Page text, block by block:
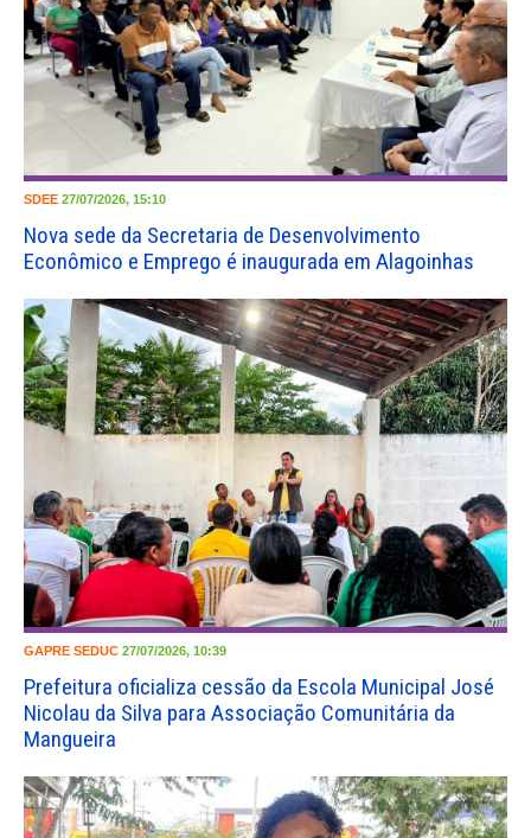
SDEE 27/07/2026, 15:10
Nova sede da Secretaria de Desenvolvimento
Econômico e Emprego é inaugurada em Alagoinhas
GAPRE SEDUC 27/07/2026, 10:39
Prefeitura oficializa cessão da Escola Municipal José
Nicolau da Silva para Associação Comunitária da
Mangueira